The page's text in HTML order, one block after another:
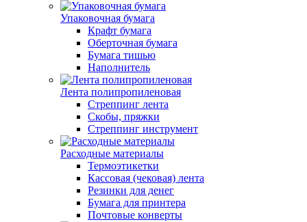
Упаковочная бумага
Крафт бумага
Оберточная бумага
Бумага тишью
Наполнитель
Лента полипропиленовая
Стреппинг лента
Скобы, пряжки
Стреппинг инструмент
Расходные материалы
Термоэтикетки
Кассовая (чековая) лента
Резинки для денег
Бумага для принтера
Почтовые конверты